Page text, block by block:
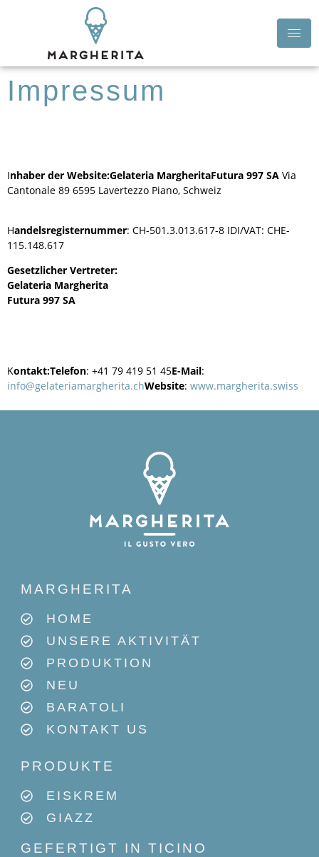
Impressum
Inhaber der Website:Gelateria MargheritaFutura 997 SA Via
Cantonale 89 6595 Lavertezzo Piano, Schweiz
Handelsregisternummer: CH-501.3.013.617-8 IDI/VAT: CHE-
115.148.617
Gesetzlicher Vertreter:
Gelateria Margherita
Futura 997 SA
Kontakt:Telefon: +41 79 419 51 45E-Mail:
info@gelateriamargherita.chWebsite: www.margherita.swiss
MARGHERITA
HOME
UNSERE AKTIVITÄT
PRODUKTION
NEU
BARATOLI
KONTAKT US
PRODUKTE
EISKREM
GIAZZ
GEFERTIGT IN TICINO